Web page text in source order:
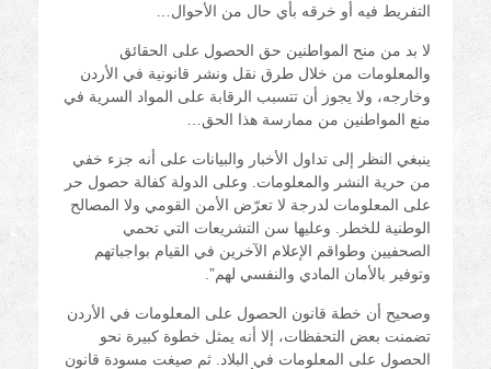
التفريط فيه أو خرقه بأي حال من الأحوال…
لا بد من منح المواطنين حق الحصول على الحقائق
والمعلومات من خلال طرق نقل ونشر قانونية في الأردن
وخارجه، ولا يجوز أن تتسبب الرقابة على المواد السرية في
منع المواطنين من ممارسة هذا الحق…
ينبغي النظر إلى تداول الأخبار والبيانات على أنه جزء خفي
من حرية النشر والمعلومات. وعلى الدولة كفالة حصول حر
على المعلومات لدرجة لا تعرّض الأمن القومي ولا المصالح
الوطنية للخطر. وعليها سن التشريعات التي تحمي
الصحفيين وطواقم الإعلام الآخرين في القيام بواجباتهم
وتوفير بالأمان المادي والنفسي لهم”.
وصحيح أن خطة قانون الحصول على المعلومات في الأردن
تضمنت بعض التحفظات، إلا أنه يمثل خطوة كبيرة نحو
الحصول على المعلومات في البلاد. ثم صيغت مسودة قانون